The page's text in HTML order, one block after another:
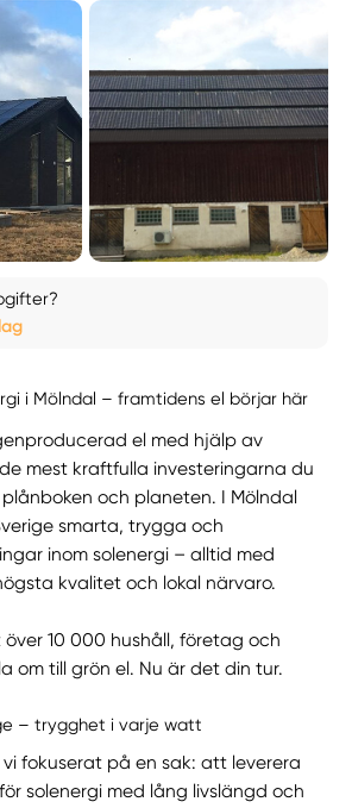
i Mölndal – framtidens el börjar här
el med hjälp av
mest kraftfulla investeringarna du
och planeten. I Mölndal
smarta, trygga och
inom solenergi – alltid med
kvalitet och lokal närvaro.
10 000 hushåll, företag och
om till grön el. Nu är det din tur.
– trygghet i varje watt
fokuserat på en sak: att leverera
solenergi med lång livslängd och